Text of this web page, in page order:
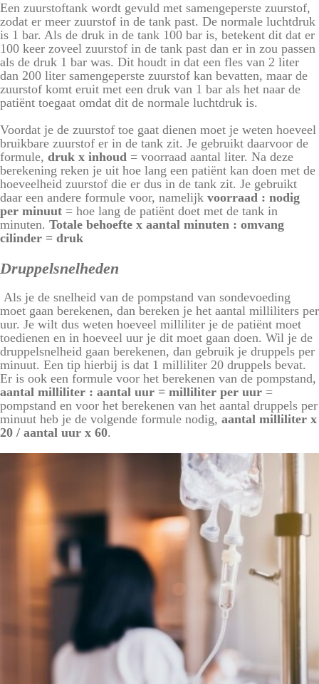
Een zuurstoftank wordt gevuld met samengeperste zuurstof,
zodat er meer zuurstof in de tank past. De normale luchtdruk
is 1 bar. Als de druk in de tank 100 bar is, betekent dit dat er
100 keer zoveel zuurstof in de tank past dan er in zou passen
als de druk 1 bar was. Dit houdt in dat een fles van 2 liter
dan 200 liter samengeperste zuurstof kan bevatten, maar de
zuurstof komt eruit met een druk van 1 bar als het naar de
patiënt toegaat omdat dit de normale luchtdruk is.
Voordat je de zuurstof toe gaat dienen moet je weten hoeveel
bruikbare zuurstof er in de tank zit. Je gebruikt daarvoor de
formule, druk x inhoud = voorraad aantal liter. Na deze
berekening reken je uit hoe lang een patiënt kan doen met de
hoeveelheid zuurstof die er dus in de tank zit. Je gebruikt
daar een andere formule voor, namelijk voorraad : nodig
per minuut = hoe lang de patiënt doet met de tank in
minuten. Totale behoefte x aantal minuten : omvang
cilinder = druk
Druppelsnelheden
Als je de snelheid van de pompstand van sondevoeding
moet gaan berekenen, dan bereken je het aantal milliliters per
uur. Je wilt dus weten hoeveel milliliter je de patiënt moet
toedienen en in hoeveel uur je dit moet gaan doen. Wil je de
druppelsnelheid gaan berekenen, dan gebruik je druppels per
minuut. Een tip hierbij is dat 1 milliliter 20 druppels bevat.
Er is ook een formule voor het berekenen van de pompstand,
aantal milliliter : aantal uur = milliliter per uur =
pompstand en voor het berekenen van het aantal druppels per
minuut heb je de volgende formule nodig, aantal milliliter x
20 / aantal uur x 60.